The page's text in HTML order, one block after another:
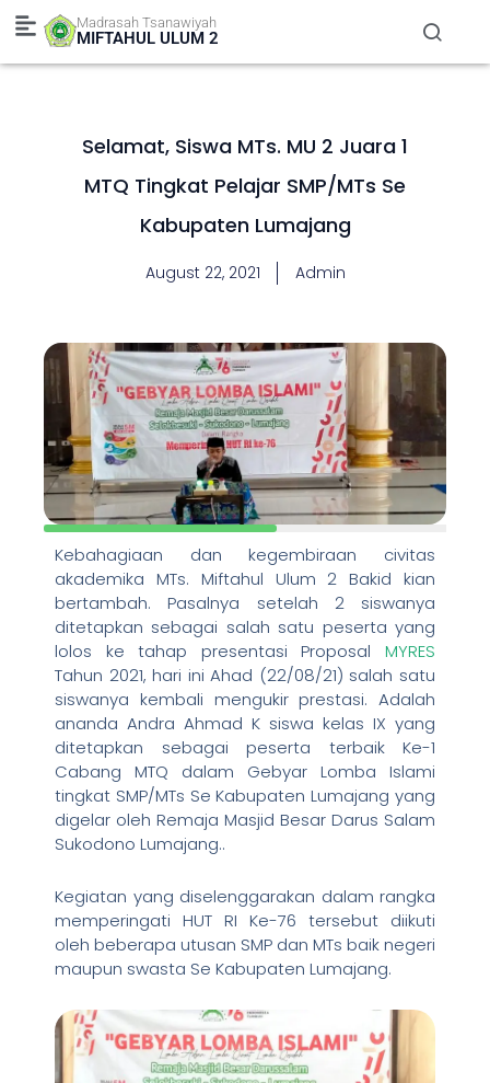
Skip
content
Madrasah Tsanawiyah
MIFTAHUL ULUM 2
Selamat, Siswa MTs. MU 2 Juara 1
MTQ Tingkat Pelajar SMP/MTs Se
Kabupaten Lumajang
August 22, 2021 Admin
Kebahagiaan dan kegembiraan civitas
akademika MTs. Miftahul Ulum 2 Bakid kian
bertambah. Pasalnya setelah 2 siswanya
ditetapkan sebagai salah satu peserta yang
lolos ke tahap presentasi Proposal MYRES
Tahun 2021, hari ini Ahad (22/08/21) salah satu
siswanya kembali mengukir prestasi. Adalah
ananda Andra Ahmad K siswa kelas IX yang
ditetapkan sebagai peserta terbaik Ke-1
Cabang MTQ dalam Gebyar Lomba Islami
tingkat SMP/MTs Se Kabupaten Lumajang yang
digelar oleh Remaja Masjid Besar Darus Salam
Sukodono Lumajang..
Kegiatan yang diselenggarakan dalam rangka
memperingati HUT RI Ke-76 tersebut diikuti
oleh beberapa utusan SMP dan MTs baik negeri
maupun swasta Se Kabupaten Lumajang.